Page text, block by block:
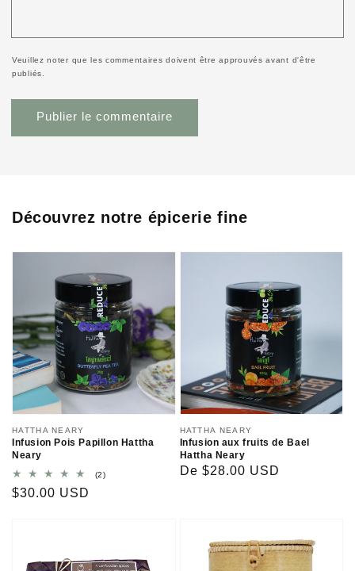
Veuillez noter que les commentaires doivent être approuvés avant d'être
publiés.
Découvrez notre épicerie fine
Distributeur :
HATTHA NEARY
Infusion Pois Papillon Hattha
Neary
(2)2
Prix
$30.00 USD
Distributeur :
HATTHA NEARY
Infusion aux fruits de Bael
Hattha Neary
Prix
De $28.00 USD